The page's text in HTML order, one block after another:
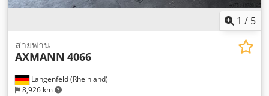
1 / 5
Langenfeld (Rheinland)
8,926 km
สายพาน
AXMANN 4066